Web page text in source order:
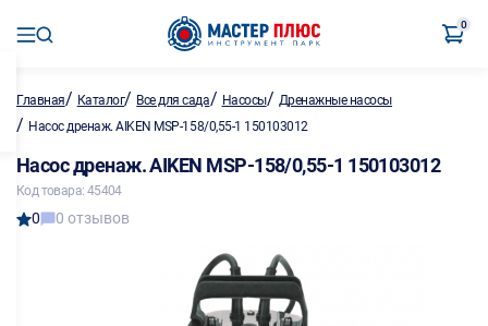
0
Главная/ Каталог/ Все для сада/ Насосы/ Дренажные насосы
/ Насос дренаж. AIKEN MSP-158/0,55-1 150103012
Насос дренаж. AIKEN MSP-158/0,55-1 150103012
Код товара: 45404
0 0 отзывов